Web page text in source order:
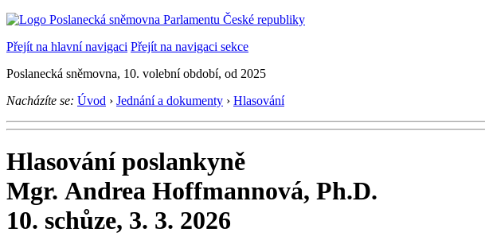
Přejít na hlavní navigaci Přejít na navigaci sekce
Poslanecká sněmovna, 10. volební období, od 2025
Nacházíte se: Úvod › Jednání a dokumenty › Hlasování
Hlasování poslankyně
Mgr. Andrea Hoffmannová, Ph.D.
10. schůze, 3. 3. 2026